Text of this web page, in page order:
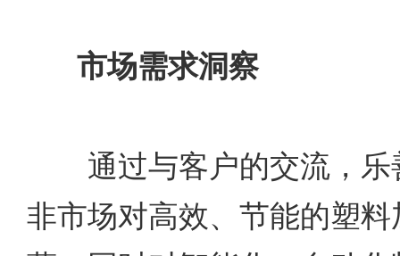
市场需求洞察
通过与客户的交流，乐
非市场对高效、节能的塑